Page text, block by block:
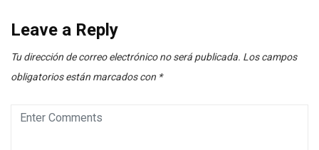
Leave a Reply
Tu dirección de correo electrónico no será publicada. Los campos
obligatorios están marcados con *